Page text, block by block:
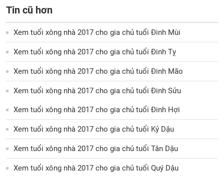
Tin cũ hơn
Xem tuổi xông nhà 2017 cho gia chủ tuổi Đinh Mùi
Xem tuổi xông nhà 2017 cho gia chủ tuổi Đinh Tỵ
Xem tuổi xông nhà 2017 cho gia chủ tuổi Đinh Mão
Xem tuổi xông nhà 2017 cho gia chủ tuổi Đinh Sửu
Xem tuổi xông nhà 2017 cho gia chủ tuổi Đinh Hợi
Xem tuổi xông nhà 2017 cho gia chủ tuổi Kỷ Dậu
Xem tuổi xông nhà 2017 cho gia chủ tuổi Tân Dậu
Xem tuổi xông nhà 2017 cho gia chủ tuổi Quý Dậu